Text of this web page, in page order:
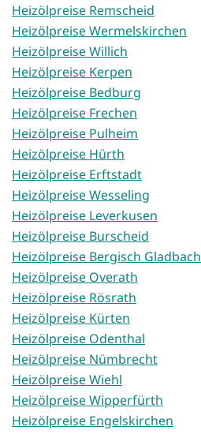
Heizölpreise Remscheid
Heizölpreise Wermelskirchen
Heizölpreise Willich
Heizölpreise Kerpen
Heizölpreise Bedburg
Heizölpreise Frechen
Heizölpreise Pulheim
Heizölpreise Hürth
Heizölpreise Erftstadt
Heizölpreise Wesseling
Heizölpreise Leverkusen
Heizölpreise Burscheid
Heizölpreise Bergisch Gladbach
Heizölpreise Overath
Heizölpreise Rösrath
Heizölpreise Kürten
Heizölpreise Odenthal
Heizölpreise Nümbrecht
Heizölpreise Wiehl
Heizölpreise Wipperfürth
Heizölpreise Engelskirchen